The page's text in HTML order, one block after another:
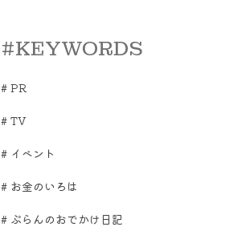
#KEYWORDS
# PR
# TV
# イベント
# お金のいろは
# ぷらんのおでかけ日記